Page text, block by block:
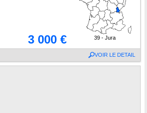
3 000 € 39 - Jura
VOIR LE DETAIL